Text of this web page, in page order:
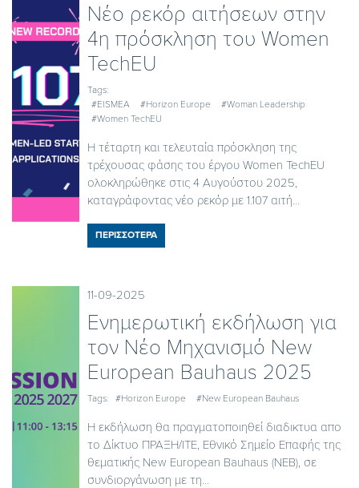
Νέο ρεκόρ αιτήσεων στην
4η πρόσκληση του Women
TechEU
Tags:
#EISMEA
#Horizon Europe
#Woman Leadership
#Women TechEU
Η τέταρτη και τελευταία πρόσκληση της
τρέχουσας φάσης του έργου Women TechEU
ολοκληρώθηκε στις 4 Αυγούστου 2025,
καταγράφοντας νέο ρεκόρ με 1.107 αιτή...
ΠΕΡΙΣΣΟΤΕΡΑ
11-09-2025
Ενημερωτική εκδήλωση για
τον Νέο Μηχανισμό New
European Bauhaus 2025
Tags: #Horizon Europe #New European Bauhaus
Η εκδήλωση θα πραγματοποιηθεί διαδικτυα απο
το Δίκτυο ΠΡΑΞΗ/ΙΤΕ, Εθνικό Σημείο Επαφής της
θεματικής New European Bauhaus (NEB), σε
συνδιοργάνωση με τη...